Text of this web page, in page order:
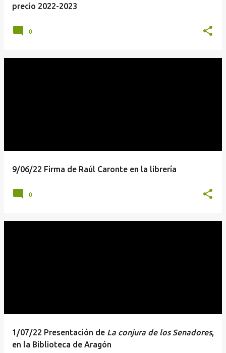
precio 2022-2023
0
9/06/22 Firma de Raúl Caronte en la librería
0
1/07/22 Presentación de La conjura de los Senadores,
en la Biblioteca de Aragón